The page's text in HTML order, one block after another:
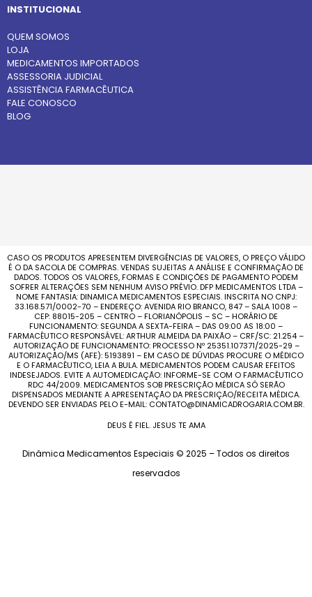
INSTITUCIONAL
QUEM SOMOS
LOJA
MEDICAMENTOS IMPORTADOS
ASSESSORIA JUDICIAL
ASSISTÊNCIA FARMACÊUTICA
FALE CONOSCO
BLOG
CASO OS PRODUTOS APRESENTEM DIVERGÊNCIAS DE VALORES, O PREÇO VÁLIDO
É O DA SACOLA DE COMPRAS. VENDAS SUJEITAS A ANÁLISE E CONFIRMAÇÃO DE
DADOS. TODOS OS VALORES, FORMAS E CONDIÇÕES DE PAGAMENTO PODEM
SOFRER ALTERAÇÕES SEM NENHUM AVISO PRÉVIO. DFP MEDICAMENTOS LTDA –
NOME FANTASIA: DINAMICA MEDICAMENTOS ESPECIAIS. INSCRITA NO CNPJ:
33.168.571/0002-70 – ENDEREÇO: AVENIDA RIO BRANCO, 847 – SALA 1008 –
CEP: 88015-205 – CENTRO – FLORIANÓPOLIS – SC – HORÁRIO DE
FUNCIONAMENTO: SEGUNDA A SEXTA-FEIRA – DAS 09:00 AS 18:00 –
FARMACÊUTICO RESPONSÁVEL: ARTHUR ALMEIDA DA PAIXÃO – CRF/SC: 21.254 –
AUTORIZAÇÃO DE FUNCIONAMENTO: PROCESSO Nº 25351.107371/2025-29 –
AUTORIZAÇÃO/MS (AFE): 5193891 – EM CASO DE DÚVIDAS PROCURE O MÉDICO
E O FARMACÊUTICO, LEIA A BULA. MEDICAMENTOS PODEM CAUSAR EFEITOS
INDESEJADOS. EVITE A AUTOMEDICAÇÃO: INFORME-SE COM O FARMACÊUTICO
RDC 44/2009. MEDICAMENTOS SOB PRESCRIÇÃO MÉDICA SÓ SERÃO
DISPENSADOS MEDIANTE A APRESENTAÇÃO DA PRESCRIÇÃO/RECEITA MÉDICA.
DEVENDO SER ENVIADAS PELO E-MAIL: CONTATO@DINAMICADROGARIA.COM.BR.
DEUS É FIEL. JESUS TE AMA
Dinâmica Medicamentos Especiais © 2025 – Todos os direitos
reservados